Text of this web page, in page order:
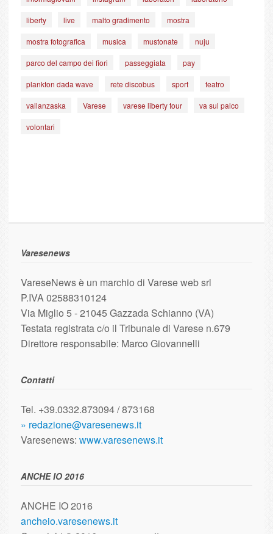
liberty live malto gradimento mostra
mostra fotografica musica mustonate nuju
parco del campo dei fiori passeggiata pay
plankton dada wave rete discobus sport teatro
vallanzaska Varese varese liberty tour va sul palco
volontari
Varesenews
VareseNews è un marchio di Varese web srl
P.IVA 02588310124
Via Miglio 5 - 21045 Gazzada Schianno (VA)
Testata registrata c/o il Tribunale di Varese n.679
Direttore responsabile: Marco Giovannelli
Contatti
Tel. +39.0332.873094 / 873168
» redazione@varesenews.it
Varesenews: www.varesenews.it
ANCHE IO 2016
ANCHE IO 2016
ancheio.varesenews.it